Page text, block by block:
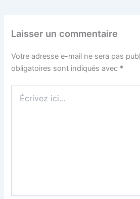
Laisser un commentaire
Votre adresse e-mail ne sera pas
obligatoires sont indiqués avec *
ici…